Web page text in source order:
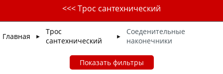
<<< Трос сантехнический
Главная ►
Трос
сантехнический
►
Соеденительные
наконечники
Показать фильтры